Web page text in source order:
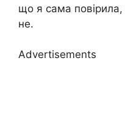
що я сама
не.
Advertisements